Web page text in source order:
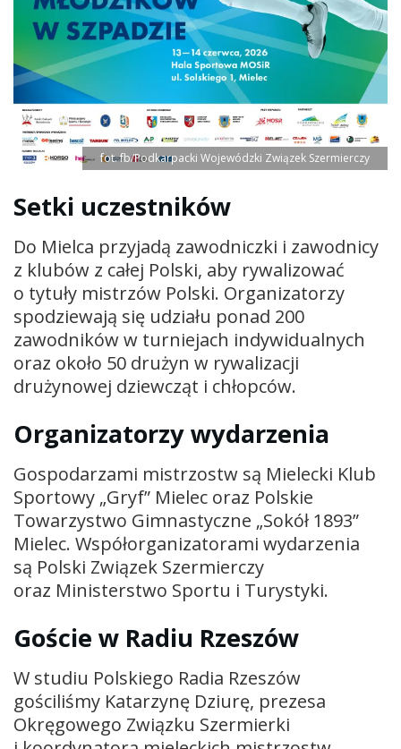
fot. fb/Podkarpacki Wojewódzki Związek Szermierczy
Setki uczestników
Do Mielca przyjadą zawodniczki i zawodnicy
z klubów z całej Polski, aby rywalizować
o tytuły mistrzów Polski. Organizatorzy
spodziewają się udziału ponad 200
zawodników w turniejach indywidualnych
oraz około 50 drużyn w rywalizacji
drużynowej dziewcząt i chłopców.
Organizatorzy wydarzenia
Gospodarzami mistrzostw są Mielecki Klub
Sportowy „Gryf” Mielec oraz Polskie
Towarzystwo Gimnastyczne „Sokół 1893”
Mielec. Współorganizatorami wydarzenia
są Polski Związek Szermierczy
oraz Ministerstwo Sportu i Turystyki.
Goście w Radiu Rzeszów
W studiu Polskiego Radia Rzeszów
gościliśmy Katarzynę Dziurę, prezesa
Okręgowego Związku Szermierki